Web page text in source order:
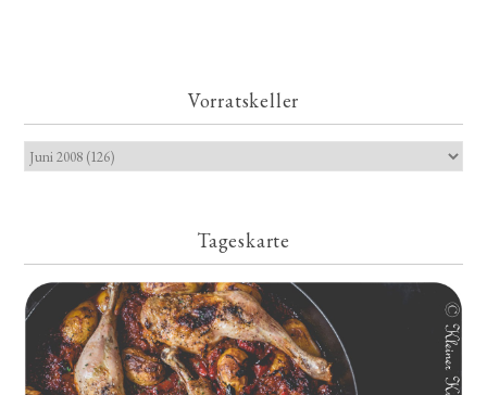
Vorratskeller
Tageskarte